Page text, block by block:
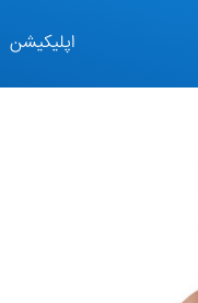
اپلیکیشن